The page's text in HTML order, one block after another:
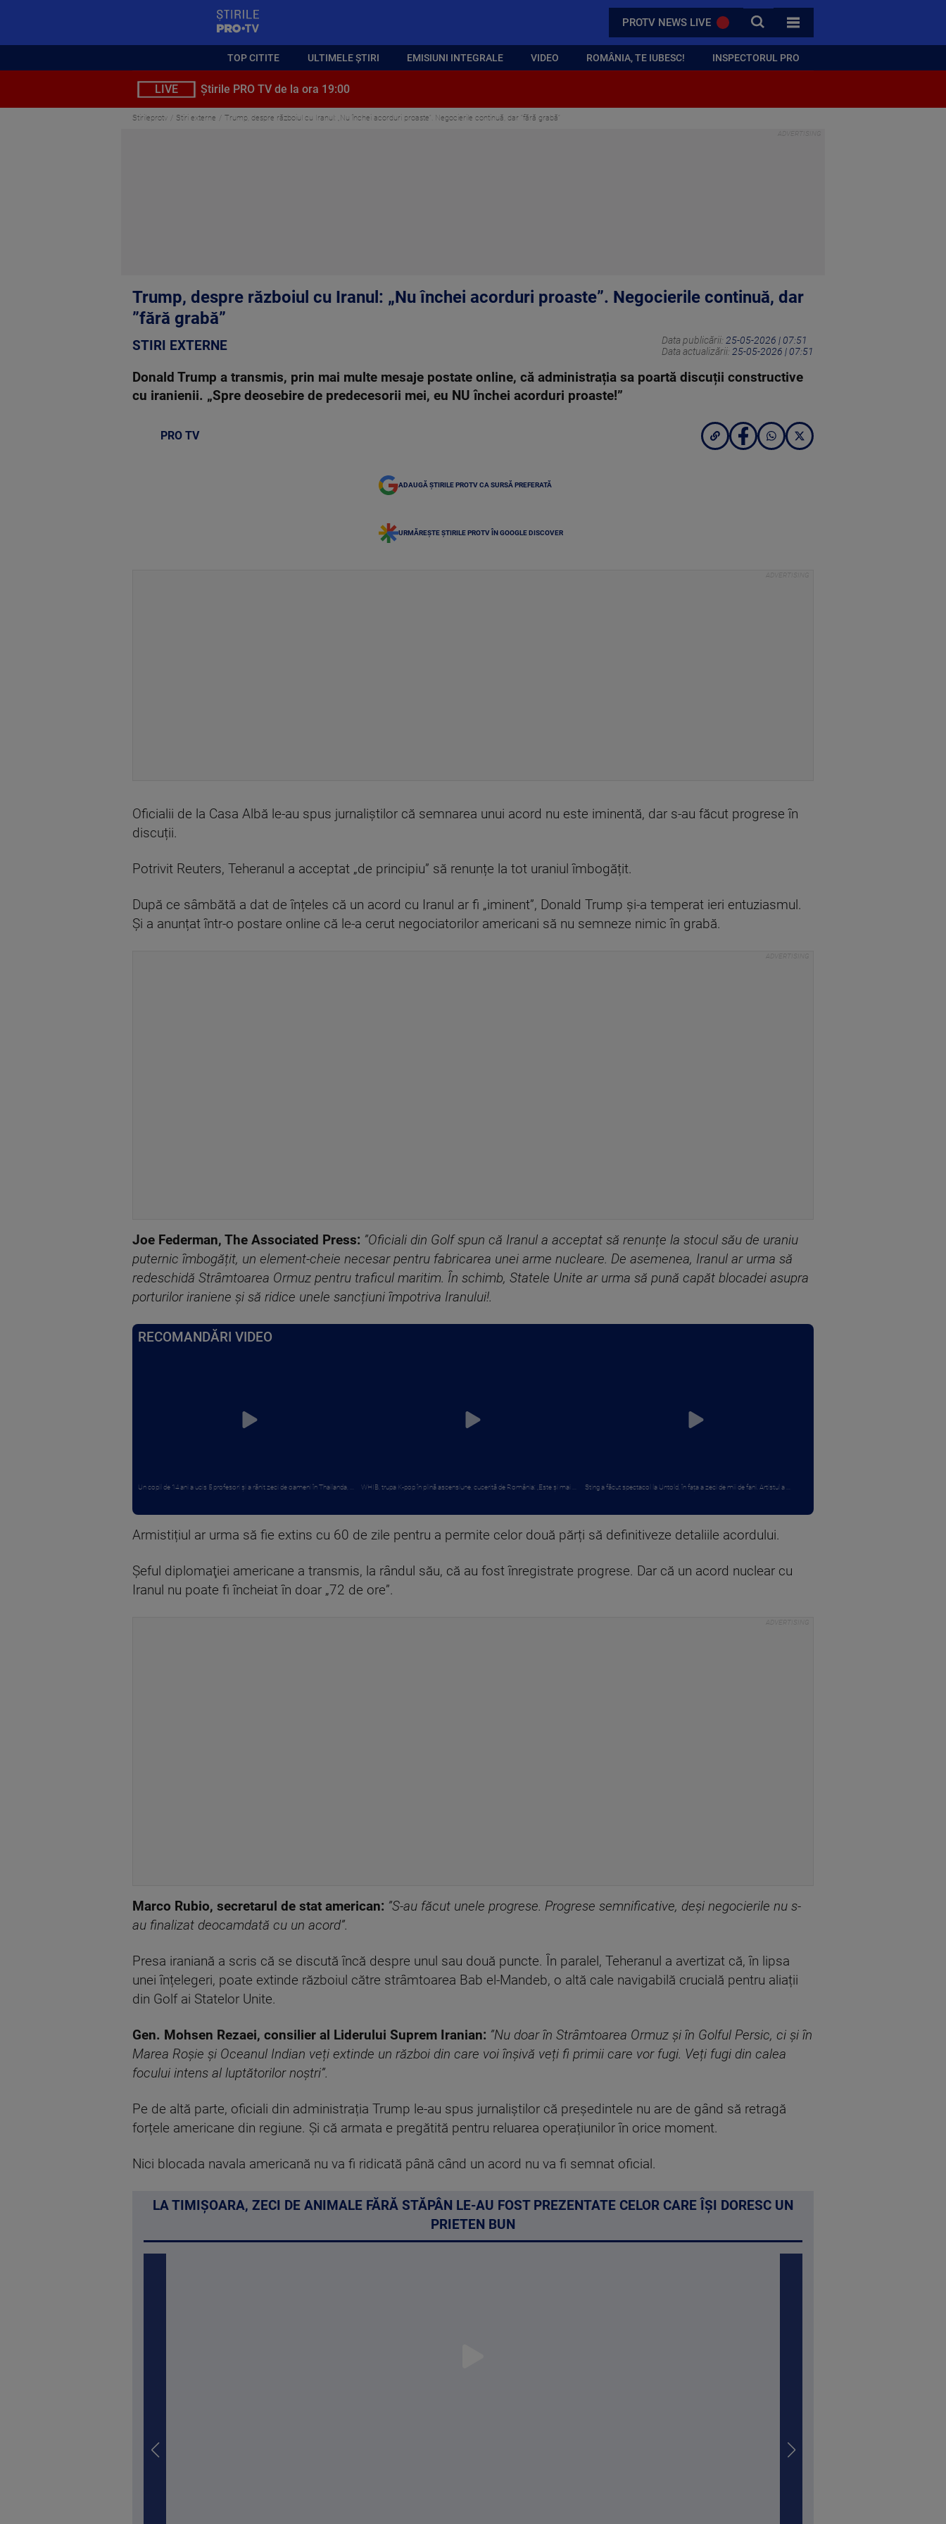
PROTV NEWS LIVE CAUTA
TOATE CATEGORIILE
TOP CITITE ULTIMELE ȘTIRI EMISIUNI INTEGRALE VIDEO ROMÂNIA, TE IUBESC! INSPECTORUL PRO
LIVE Știrile PRO TV de la ora 19:00
Stirileprotv Stiri externe Trump, despre războiul cu Iranul: „Nu închei acorduri proaste”. Negocierile continuă, dar ”fără grabă”
Trump, despre războiul cu Iranul: „Nu închei acorduri proaste”. Negocierile continuă, dar
”fără grabă”
STIRI EXTERNE Data publicării: 25-05-2026 | 07:51
Data actualizării: 25-05-2026 | 07:51
Donald Trump a transmis, prin mai multe mesaje postate online, că administrația sa poartă discuții constructive
cu iranienii. „Spre deosebire de predecesorii mei, eu NU închei acorduri proaste!”
PRO TV
ADAUGĂ ȘTIRILE PROTV CA SURSĂ PREFERATĂ
URMĂREȘTE ȘTIRILE PROTV ÎN GOOGLE DISCOVER
Oficialii de la Casa Albă le-au spus jurnaliștilor că semnarea unui acord nu este iminentă, dar s-au făcut progrese în
discuții.
Potrivit Reuters, Teheranul a acceptat „de principiu” să renunțe la tot uraniul îmbogățit.
După ce sâmbătă a dat de înțeles că un acord cu Iranul ar fi „iminent”, Donald Trump și-a temperat ieri entuziasmul.
Și a anunțat într-o postare online că le-a cerut negociatorilor americani să nu semneze nimic în grabă.
Joe Federman, The Associated Press: ”Oficiali din Golf spun că Iranul a acceptat să renunțe la stocul său de uraniu
puternic îmbogățit, un element-cheie necesar pentru fabricarea unei arme nucleare. De asemenea, Iranul ar urma să
redeschidă Strâmtoarea Ormuz pentru traficul maritim. În schimb, Statele Unite ar urma să pună capăt blocadei asupra
porturilor iraniene și să ridice unele sancțiuni împotriva Iranului!.
RECOMANDĂRI VIDEO
Un copil de 14 ani a ucis 5 profesori și a rănit zeci de oameni în Thailanda, ... WHIB, trupa K-pop în plină ascensiune, cucerită de România: „Este și mai ... Sting a făcut spectacol la Untold, în fața a zeci de mii de fani. Artistul a ...
Armistițiul ar urma să fie extins cu 60 de zile pentru a permite celor două părți să definitiveze detaliile acordului.
Șeful diplomaţiei americane a transmis, la rândul său, că au fost înregistrate progrese. Dar că un acord nuclear cu
Iranul nu poate fi încheiat în doar „72 de ore”.
Marco Rubio, secretarul de stat american: ”S-au făcut unele progrese. Progrese semnificative, deși negocierile nu s-
au finalizat deocamdată cu un acord”.
Presa iraniană a scris că se discută încă despre unul sau două puncte. În paralel, Teheranul a avertizat că, în lipsa
unei înțelegeri, poate extinde războiul către strâmtoarea Bab el-Mandeb, o altă cale navigabilă crucială pentru aliații
din Golf ai Statelor Unite.
Gen. Mohsen Rezaei, consilier al Liderului Suprem Iranian: ”Nu doar în Strâmtoarea Ormuz și în Golful Persic, ci și în
Marea Roșie și Oceanul Indian veți extinde un război din care voi înșivă veți fi primii care vor fugi. Veți fugi din calea
focului intens al luptătorilor noștri”.
Pe de altă parte, oficiali din administrația Trump le-au spus jurnaliștilor că președintele nu are de gând să retragă
forțele americane din regiune. Și că armata e pregătită pentru reluarea operațiunilor în orice moment.
Nici blocada navala americană nu va fi ridicată până când un acord nu va fi semnat oficial.
LA TIMIȘOARA, ZECI DE ANIMALE FĂRĂ STĂPÂN LE-AU FOST PREZENTATE CELOR CARE ÎȘI DORESC UN
PRIETEN BUN